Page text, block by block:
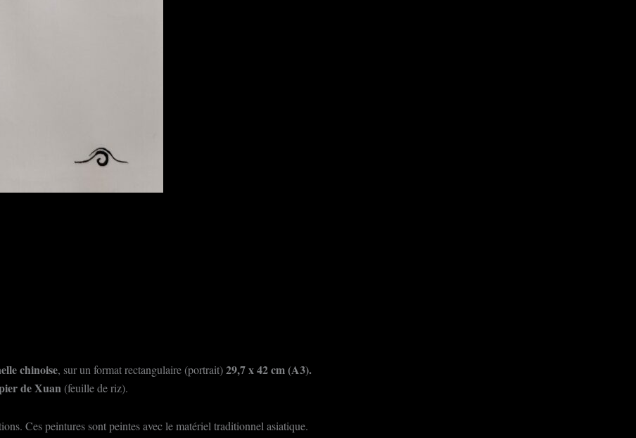
chinoise, sur un format rectangulaire (portrait)29,7x 42 cm (A3).
de Xuan (feuille de riz).
Ces peintures sont peintes avec le matériel traditionnel asiatique.